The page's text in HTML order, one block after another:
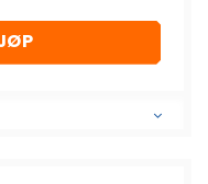
tonn antall